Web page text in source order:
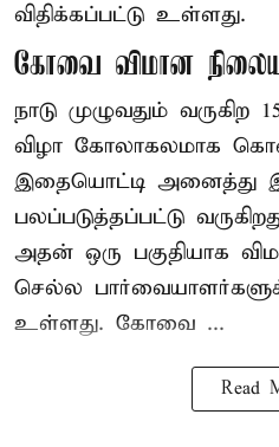
விதிக்கப்பட்டு உள்ளது.
கோவை விமான
நாடு முழுவதும் வருகிற
விழா கோலாகலமாக
இதையொட்டி அனைத்து
பலப்படுத்தப்பட்டு
அதன் ஒரு பகுதியாக
செல்ல
உள்ளது. கோவை ...
Read